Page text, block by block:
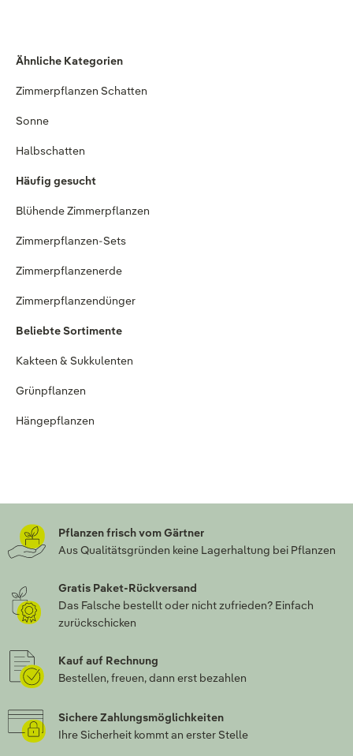
Ähnliche Kategorien
Zimmerpflanzen Schatten
Sonne
Halbschatten
Häufig gesucht
Blühende Zimmerpflanzen
Zimmerpflanzen-Sets
Zimmerpflanzenerde
Zimmerpflanzendünger
Beliebte Sortimente
Kakteen & Sukkulenten
Grünpflanzen
Hängepflanzen
Pflanzen frisch vom Gärtner
Aus Qualitätsgründen keine Lagerhaltung bei Pflanzen
Gratis Paket-Rückversand
Das Falsche bestellt oder nicht zufrieden? Einfach
zurückschicken
Kauf auf Rechnung
Bestellen, freuen, dann erst bezahlen
Sichere Zahlungsmöglichkeiten
Ihre Sicherheit kommt an erster Stelle